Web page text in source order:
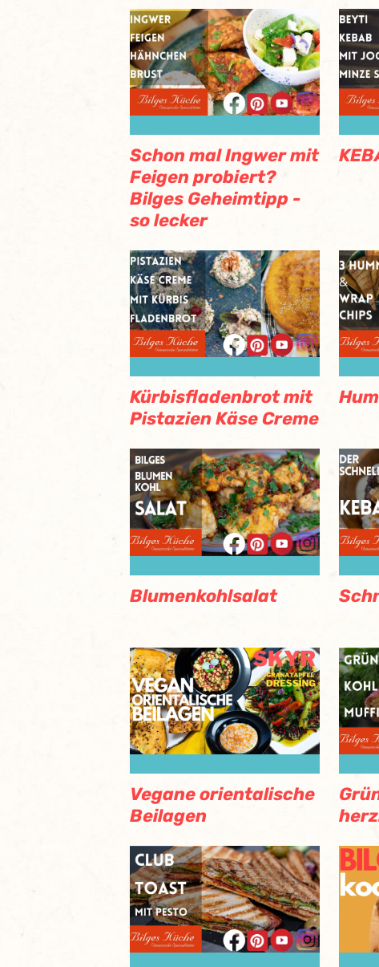
Schon mal Ingwer mit
Feigen probiert?
Bilges Geheimtipp -
so lecker
Kürbisfladenbrot mit
Pistazien Käse Creme
Blumenkohlsalat
Vegane orientalische
Beilagen